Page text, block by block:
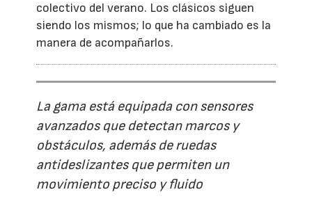
colectivo del verano. Los clásicos siguen
siendo los mismos; lo que ha cambiado es la
manera de acompañarlos.
La gama está equipada con sensores
avanzados que detectan marcos y
obstáculos, además de ruedas
antideslizantes que permiten un
movimiento preciso y fluido